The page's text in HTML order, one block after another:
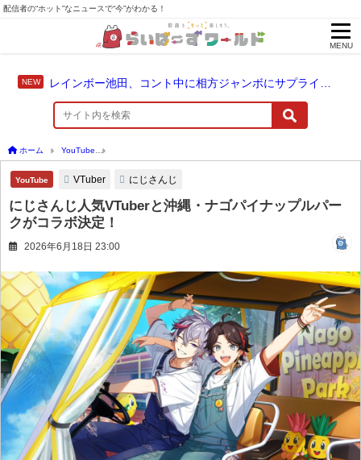
配信者の“ホット”なニュースで“今”がわかる！
MENU
ホーム YouTube
YouTube VTuber にじさんじ
にじさんじ人気VTuberと沖縄・ナゴパイナップルパー
クがコラボ決定！
2026年6月18日 23:00